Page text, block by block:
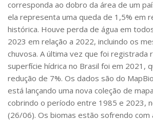
corresponda ao dobro da área de um
ela representa uma queda de 1,5% em
histórica. Houve perda de água em
2023 em relação a 2022, incluindo os
chuvosa. A última vez que foi registrada
superfície hídrica no Brasil foi em 2021,
redução de 7%. Os dados são do
está lançando uma nova coleção de
cobrindo o período entre 1985 e 2023,
(26/06). Os biomas estão sofrendo com